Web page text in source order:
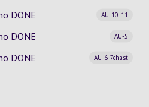
AU-10-11
DONE
AU-5
DONE
AU-6-7chast
DONE